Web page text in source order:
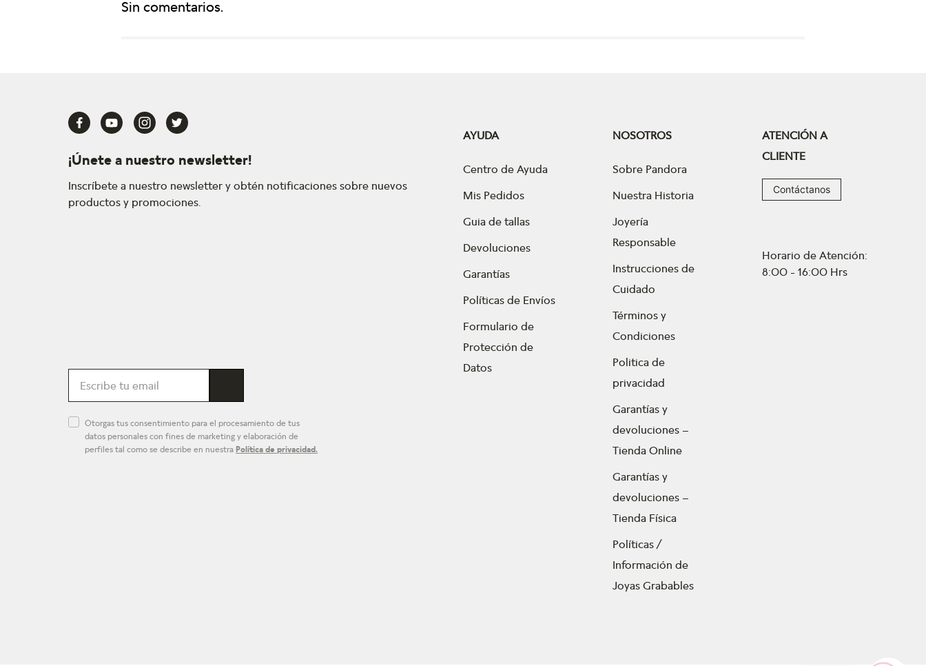
Sin comentarios.
¡Únete a nuestro newsletter!
Inscríbete a nuestro newsletter y obtén notificaciones sobre nuevos
productos y promociones.
Otorgas tus consentimiento para el procesamiento de tus
datos personales con fines de marketing y elaboración de
perfiles tal como se describe en nuestra Política de privacidad.
AYUDA
Centro de Ayuda
Mis Pedidos
Guia de tallas
Devoluciones
Garantías
Políticas de Envíos
Formulario de
Protección de
Datos
NOSOTROS
Sobre Pandora
Nuestra Historia
Joyería
Responsable
Instrucciones de
Cuidado
Términos y
Condiciones
Politica de
privacidad
Garantías y
devoluciones –
Tienda Online
Garantías y
devoluciones –
Tienda Física
Políticas /
Información de
Joyas Grabables
ATENCIÓN A
CLIENTE
Contáctanos
Horario de Atención:
8:00 - 16:00 Hrs